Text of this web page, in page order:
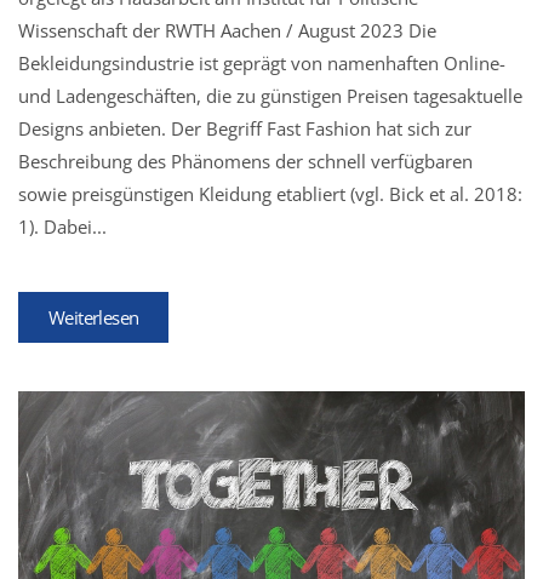
Wissenschaft der RWTH Aachen / August 2023 Die
Bekleidungsindustrie ist geprägt von namenhaften Online-
und Ladengeschäften, die zu günstigen Preisen tagesaktuelle
Designs anbieten. Der Begriff Fast Fashion hat sich zur
Beschreibung des Phänomens der schnell verfügbaren
sowie preisgünstigen Kleidung etabliert (vgl. Bick et al. 2018:
1). Dabei...
Weiterlesen